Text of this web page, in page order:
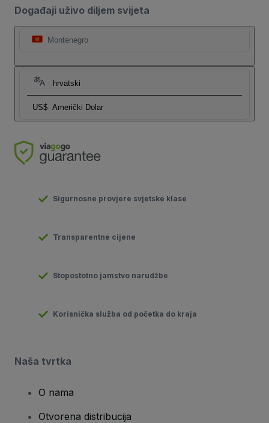
Događaji uživo diljem svijeta
Montenegro
hrvatski
US$ Američki Dolar
Sigurnosne provjere svjetske klase
Transparentne cijene
Stopostotno jamstvo narudžbe
Korisnička služba od početka do kraja
Naša tvrtka
O nama
Otvorena distribucija